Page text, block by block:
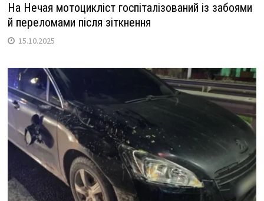
На Нечая мотоцикліст госпіталізований із забоями
й переломами після зіткнення
15.10.2025